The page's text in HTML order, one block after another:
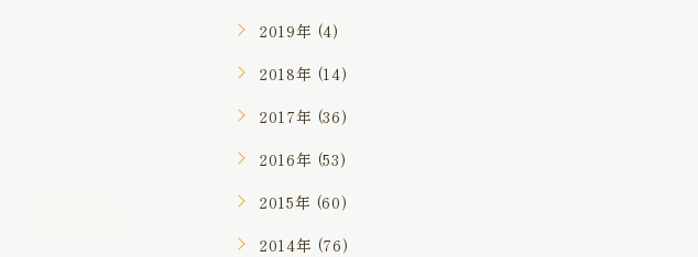
2019年 (4)
2018年 (14)
2017年 (36)
2016年 (53)
2015年 (60)
2014年 (76)